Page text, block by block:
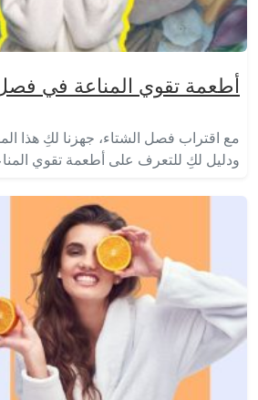
أطعمة تقوي المناعة في
مع اقتراب فصل الشتاء، جهزنا لكِ هذا
ودليل لكِ للتعرف على أطعمة تقوي